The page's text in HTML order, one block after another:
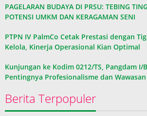
PAGELARAN BUDAYA DI PRSU: TEBING
POTENSI UMKM DAN KERAGAMAN SENI
PTPN IV PalmCo Cetak Prestasi dengan
Kelola, Kinerja Operasional Kian Optimal
Kunjungan ke Kodim 0212/TS, Pangdam I/
Pentingnya Profesionalisme dan
Berita Terpopuler